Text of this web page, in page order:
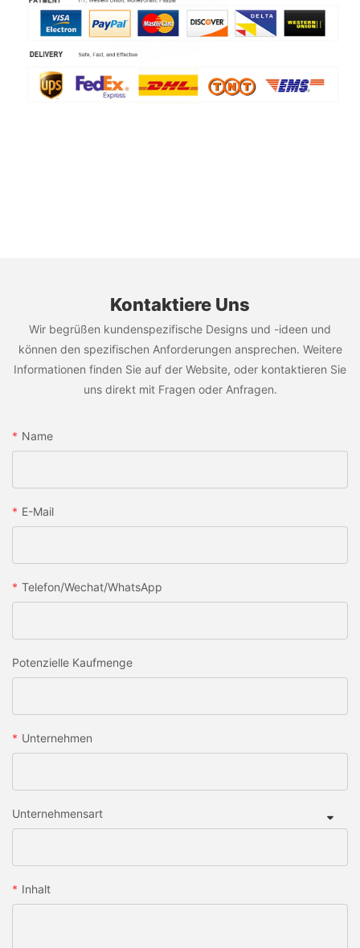
Kontaktiere Uns
Wir begrüßen kundenspezifische Designs und -ideen und
können den spezifischen Anforderungen ansprechen. Weitere
Informationen finden Sie auf der Website, oder kontaktieren Sie
uns direkt mit Fragen oder Anfragen.
Name
E-Mail
Telefon/Wechat/WhatsApp
Potenzielle Kaufmenge
Unternehmen
Unternehmensart
Inhalt